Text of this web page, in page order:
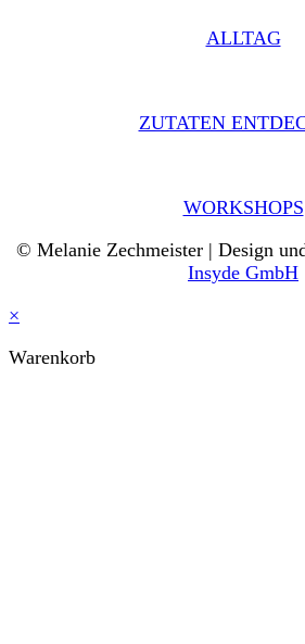
ALLTAG
ZUTATEN
WORKSHOPS
© Melanie Zechmeister | Design
Insyde GmbH
×
Warenkorb